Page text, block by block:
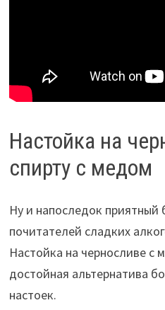
Настойка на
спирту с медом
Ну и напоследок приятный
почитателей сладких
Настойка на черносливе с
достойная альтернатива
настоек.